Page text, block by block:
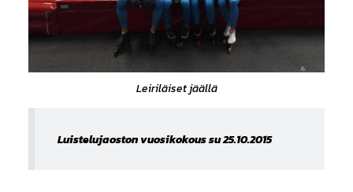
Leiriläiset jäällä
Luistelujaoston vuosikokous su 25.10.2015